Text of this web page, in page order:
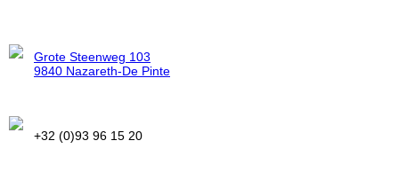
Grote Steenweg 103
9840 Nazareth-De Pinte
+32 (0)93 96 15 20